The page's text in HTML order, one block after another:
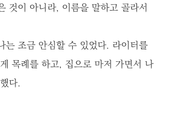
것이 아니라, 이름을 말하고 골라서
는 조금 안심할 수 있었다. 라이터를
목례를 하고, 집으로 마저 가면서 나
다.